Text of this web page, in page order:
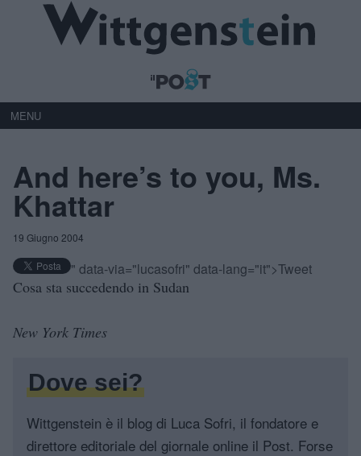
MENU
And here’s to you, Ms.
Khattar
19 Giugno 2004
" data-via="lucasofri" data-lang="it">Tweet
Cosa sta succedendo in Sudan
New York Times
Dove sei?
Wittgenstein è il blog di Luca Sofri, il fondatore e
direttore editoriale del giornale online il Post. Forse